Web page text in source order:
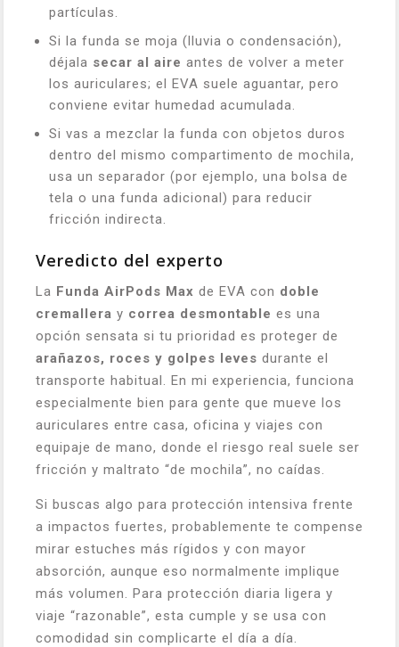
partículas.
Si la funda se moja (lluvia o condensación),
déjala secar al aire antes de volver a meter
los auriculares; el EVA suele aguantar, pero
conviene evitar humedad acumulada.
Si vas a mezclar la funda con objetos duros
dentro del mismo compartimento de mochila,
usa un separador (por ejemplo, una bolsa de
tela o una funda adicional) para reducir
fricción indirecta.
Veredicto del experto
La Funda AirPods Max de EVA con doble
cremallera y correa desmontable es una
opción sensata si tu prioridad es proteger de
arañazos, roces y golpes leves durante el
transporte habitual. En mi experiencia, funciona
especialmente bien para gente que mueve los
auriculares entre casa, oficina y viajes con
equipaje de mano, donde el riesgo real suele ser
fricción y maltrato “de mochila”, no caídas.
Si buscas algo para protección intensiva frente
a impactos fuertes, probablemente te compense
mirar estuches más rígidos y con mayor
absorción, aunque eso normalmente implique
más volumen. Para protección diaria ligera y
viaje “razonable”, esta cumple y se usa con
comodidad sin complicarte el día a día.